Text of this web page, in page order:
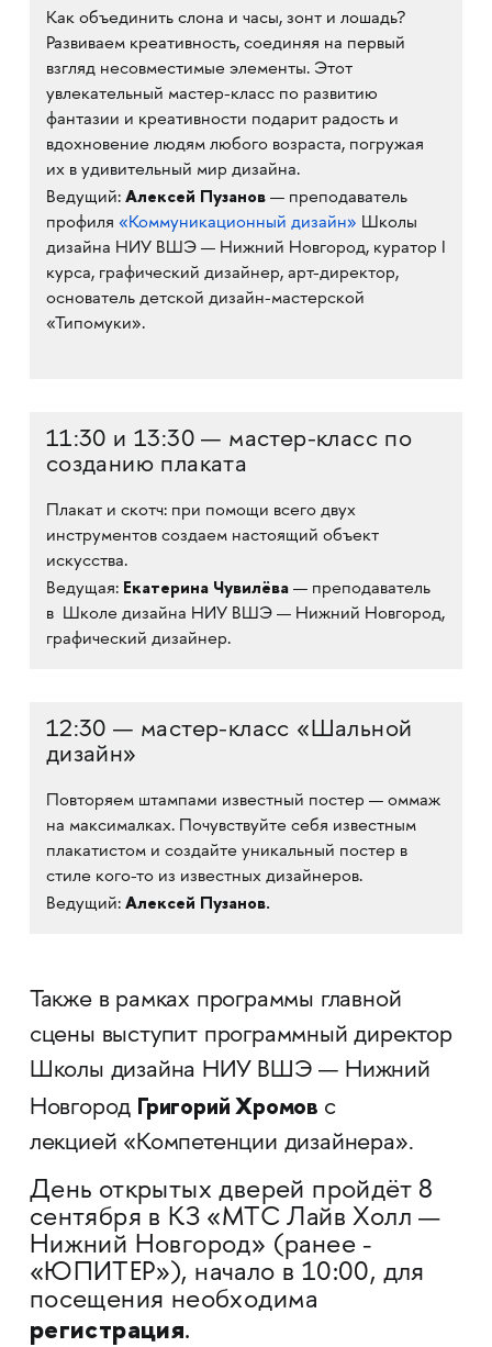
Как объединить слона и часы, зонт и лошадь?
Развиваем креативность, соединяя на первый
взгляд несовместимые элементы. Этот
увлекательный мастер-класс по развитию
фантазии и креативности подарит радость и
вдохновение людям любого возраста, погружая
их в удивительный мир дизайна.
Ведущий: Алексей Пузанов — преподаватель
профиля «Коммуникационный дизайн» Школы
дизайна НИУ ВШЭ — Нижний Новгород, куратор I
курса, графический дизайнер, арт-директор,
основатель детской дизайн-мастерской
«Типомуки».
11:30 и 13:30 — мастер-класс по
созданию плаката
Плакат и скотч: при помощи всего двух
инструментов создаем настоящий объект
искусства.
Ведущая: Екатерина Чувилёва — преподаватель
в Школе дизайна НИУ ВШЭ — Нижний Новгород,
графический дизайнер.
12:30 — мастер-класс «Шальной
дизайн»
Повторяем штампами известный постер — оммаж
на максималках. Почувствуйте себя известным
плакатистом и создайте уникальный постер в
стиле кого-то из известных дизайнеров.
Ведущий: Алексей Пузанов.
Также в рамках программы главной
сцены выступит программный директор
Школы дизайна НИУ ВШЭ — Нижний
Новгород Григорий Хромов с
лекцией «Компетенции дизайнера».
День открытых дверей пройдёт 8
сентября в КЗ «MTC Лайв Холл —
Нижний Новгород» (ранее -
«ЮПИТЕР»), начало в 10:00, для
посещения необходима
регистрация.